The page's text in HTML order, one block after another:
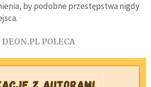
by podobne przestępstwa nigdy
DEON.PL POLECA